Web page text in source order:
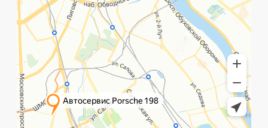
Главная Услуги Контакты
Санкт-Петербург,
Рощинская улица, 32Е
+7 (999) 236-90-00
ПН-ПТ
с 10:00 до 21:00